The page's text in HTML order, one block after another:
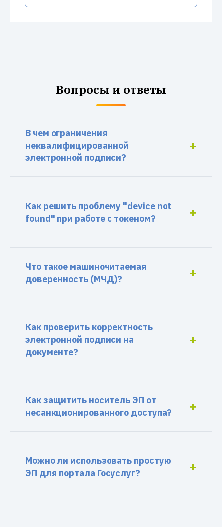
Вопросы и ответы
В чем ограничения
неквалифицированной
электронной подписи?
Как решить проблему "device not
found" при работе с токеном?
Что такое машиночитаемая
доверенность (МЧД)?
Как проверить корректность
электронной подписи на
документе?
Как защитить носитель ЭП от
несанкционированного доступа?
Можно ли использовать простую
ЭП для портала Госуслуг?